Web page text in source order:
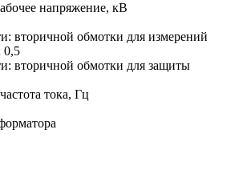
напряжение, кВ
вторичной обмотки для измерений
0,5
вторичной обмотки для защиты
тока, Гц